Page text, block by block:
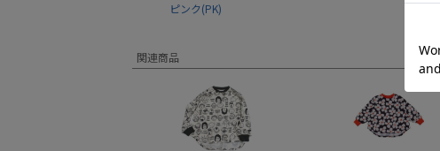
ピンク(PK)
関連商品